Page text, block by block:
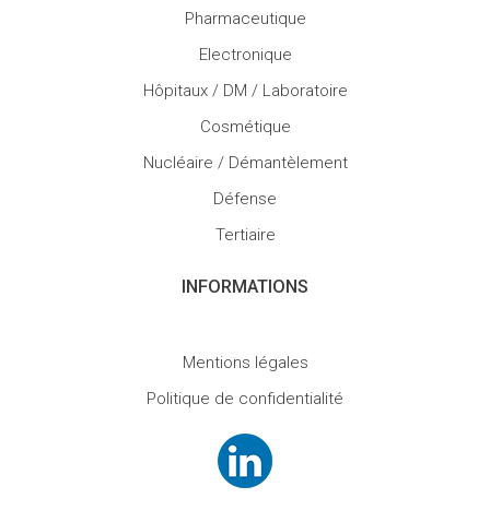
Pharmaceutique
Electronique
Hôpitaux / DM / Laboratoire
Cosmétique
Nucléaire / Démantèlement
Défense
Tertiaire
INFORMATIONS
Mentions légales
Politique de confidentialité